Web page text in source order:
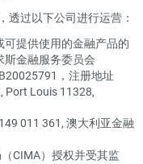
透过以下公司进行运营：
提供使用的金融产品的
金融服务委员会
，注册地址
Port Louis 11328,
011 361, 澳大利亚金融
CIMA）授权并受其监